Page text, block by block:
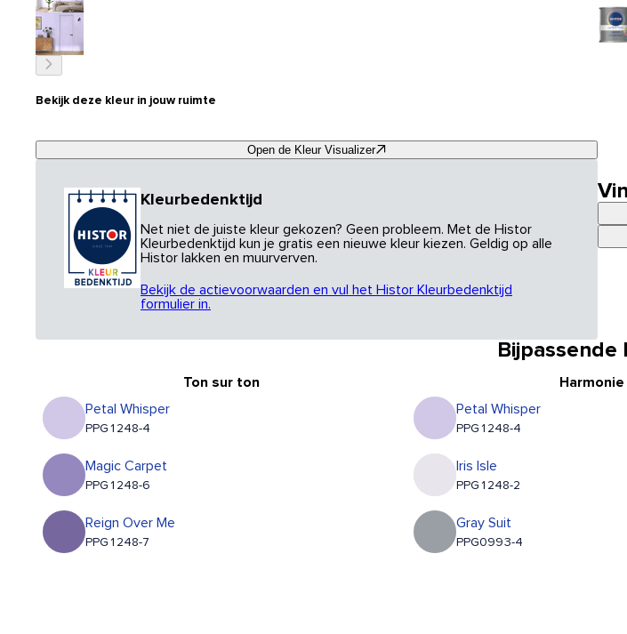
Bekijk deze kleur in jouw ruimte
Open de Kleur Visualizer
Kleurbedenktijd
Net niet de juiste kleur gekozen? Geen probleem. Met de Histor
Kleurbedenktijd kun je gratis een nieuwe kleur kiezen. Geldig op alle
Histor lakken en muurverven.
Bekijk de actievoorwaarden en vul het Histor Kleurbedenktijd
formulier in.
Bijpassende
Ton sur ton
Petal Whisper
PPG1248-4
Magic Carpet
PPG1248-6
Reign Over Me
PPG1248-7
Harmonie
Petal Whisper
PPG1248-4
Iris Isle
PPG1248-2
Gray Suit
PPG0993-4